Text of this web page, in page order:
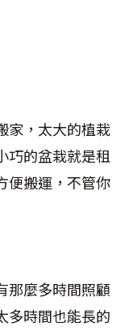
家，太大的植栽
巧的盆栽就是租
便搬運，不管你
那麼多時間照顧
多時間也能長的